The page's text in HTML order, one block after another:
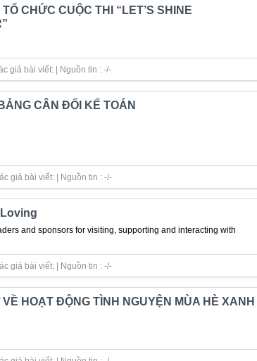
CHỨC CUỘC THI “LET’S SHINE
giả bài viết: | Nguồn tin : -/-
CÂN ĐỐI KẾ TOÁN
giả bài viết: | Nguồn tin : -/-
and sponsors for visiting, supporting and interacting with
giả bài viết: | Nguồn tin : -/-
VỀ HOẠT ĐỘNG TÌNH NGUYỆN MÙA HÈ XANH